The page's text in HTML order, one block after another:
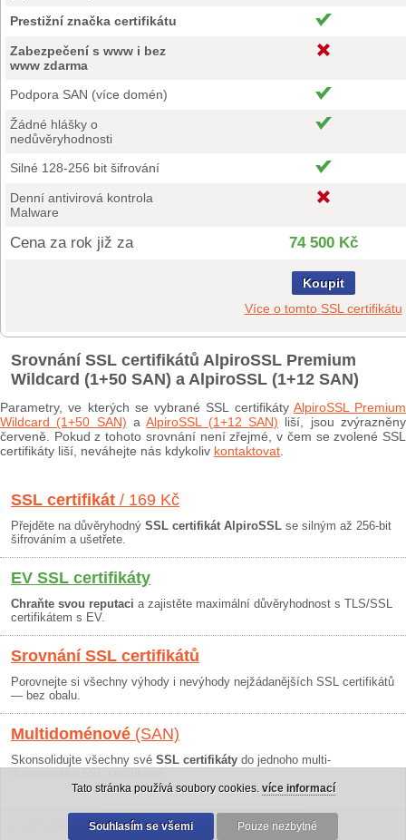
Prestižní značka certifikátu
Zabezpečení s www i bez
www zdarma
Podpora SAN (více domén)
Žádné hlášky o
nedůvěryhodnosti
Silné 128-256 bit šifrování
Denní antivirová kontrola
Malware
Cena za rok již za 74 500 Kč
Koupit
Více o tomto SSL certifikátu
Srovnání SSL certifikátů AlpiroSSL Premium
Wildcard (1+50 SAN) a AlpiroSSL (1+12 SAN)
Parametry, ve kterých se vybrané SSL certifikáty AlpiroSSL Premium
Wildcard (1+50 SAN) aAlpiroSSL (1+12 SAN) liší, jsou zvýrazněny
červeně. Pokud z tohoto srovnání není zřejmé, v čem se zvolené SSL
certifikáty liší, neváhejte nás kdykoliv kontaktovat
SSL certifikát / 169 Kč
Přejděte na důvěryhodný SSL certifikát AlpiroSSL se silným až 256-bit
šifrováním a ušetřete.
EV SSL certifikáty
Chraňte svou reputaci a zajistěte maximální důvěryhodnost s TLS/SSL
certifikátem s EV.
Srovnání SSL certifikátů
Porovnejte si všechny výhody i nevýhody nejžádanějších SSL certifikátů
— bez obalu.
Multidoménové (SAN)
Skonsolidujte všechny své SSL certifikáty do jednoho multi-
Obchodní podmínky|30 dní záruka
Tato stránka používá soubory cookies. více informací
Souhlasím se všemi Pouze nezbytné